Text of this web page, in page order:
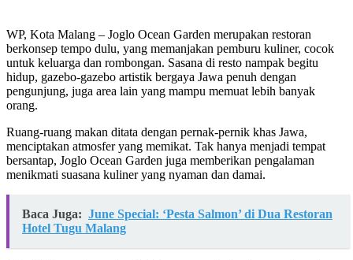
WP, Kota Malang – Joglo Ocean Garden merupakan restoran
berkonsep tempo dulu, yang memanjakan pemburu kuliner, cocok
untuk keluarga dan rombongan. Sasana di resto nampak begitu
hidup, gazebo-gazebo artistik bergaya Jawa penuh dengan
pengunjung, juga area lain yang mampu memuat lebih banyak
orang.
Ruang-ruang makan ditata dengan pernak-pernik khas Jawa,
menciptakan atmosfer yang memikat. Tak hanya menjadi tempat
bersantap, Joglo Ocean Garden juga memberikan pengalaman
menikmati suasana kuliner yang nyaman dan damai.
Baca Juga: June Special: ‘Pesta Salmon’ di Dua Restoran
Hotel Tugu Malang